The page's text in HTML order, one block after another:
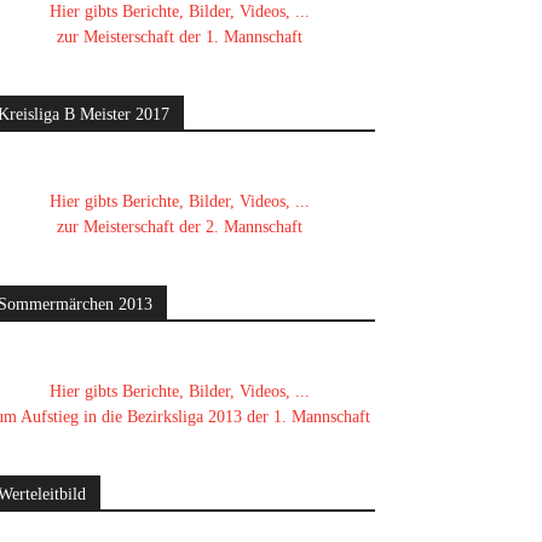
Hier gibts Berichte, Bilder, Videos, ...
zur Meisterschaft der 1. Mannschaft
B Meister 2017
Hier gibts Berichte, Bilder, Videos, ...
zur Meisterschaft der 2. Mannschaft
2013
Hier gibts Berichte, Bilder, Videos, ...
Aufstieg in die Bezirksliga 2013 der 1. Mannschaft